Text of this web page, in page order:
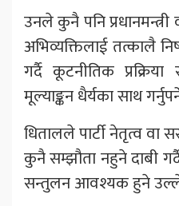
उनले कुनै पनि
अभिव्यक्तिलाई तत्कालै
गर्दै कूटनीतिक
मूल्याङ्कन धैर्यका साथ
धितालले पार्टी नेतृत्व वा
कुनै सम्झौता नहुने दाबी
सन्तुलन आवश्यक हुने